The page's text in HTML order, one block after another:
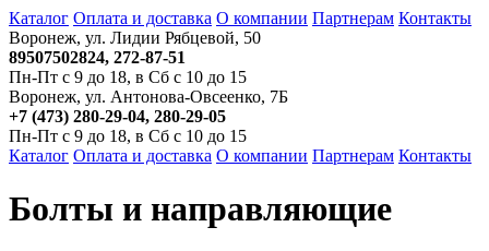
Каталог Оплата и доставка О компании Партнерам Контакты
Воронеж, ул. Лидии Рябцевой, 50
89507502824, 272-87-51
Пн-Пт с 9 до 18, в Сб с 10 до 15
Воронеж, ул. Антонова-Овсеенко, 7Б
+7 (473) 280-29-04, 280-29-05
Пн-Пт с 9 до 18, в Сб с 10 до 15
Каталог Оплата и доставка О компании Партнерам Контакты
Болты и направляющие